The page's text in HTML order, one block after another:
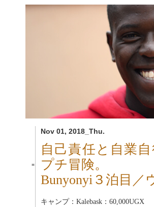
Nov 01, 2018_Thu.
■
自己責任と自業
プチ冒険。
Bunyonyi３泊目／
キャンプ：Kalebask：60,000UGX